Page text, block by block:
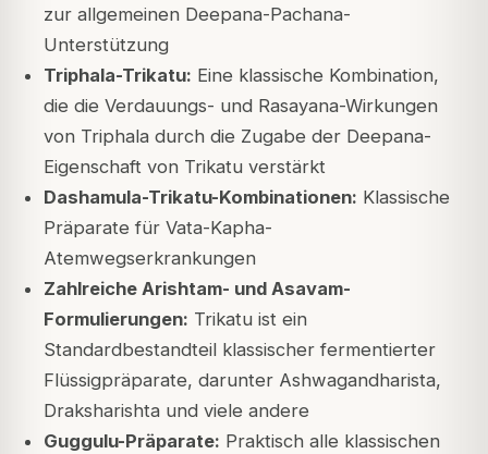
zur allgemeinen Deepana-Pachana-
Unterstützung
Triphala-Trikatu: Eine klassische Kombination,
die die Verdauungs- und Rasayana-Wirkungen
von Triphala durch die Zugabe der Deepana-
Eigenschaft von Trikatu verstärkt
Dashamula-Trikatu-Kombinationen: Klassische
Präparate für Vata-Kapha-
Atemwegserkrankungen
Zahlreiche Arishtam- und Asavam-
Formulierungen: Trikatu ist ein
Standardbestandteil klassischer fermentierter
Flüssigpräparate, darunter Ashwagandharista,
Draksharishta und viele andere
Guggulu-Präparate: Praktisch alle klassischen